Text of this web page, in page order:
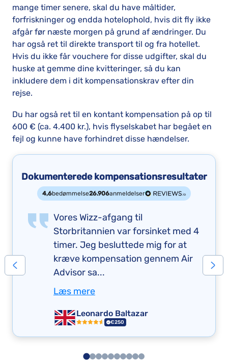
mange timer senere, skal du have måltider,
forfriskninger og endda hotelophold, hvis dit fly ikke
afgår før næste morgen på grund af ændringer. Du
har også ret til direkte transport til og fra hotellet.
Hvis du ikke får vouchere for disse udgifter, skal du
huske at gemme dine kvitteringer, så du kan
inkludere dem i dit kompensationskrav efter din
rejse.
Du har også ret til en kontant kompensation på op til
600 € (ca. 4.400 kr.), hvis flyselskabet har begået en
fejl og kunne have forhindret disse hændelser.
Dokumenterede kompensationsresultater
4,6bedømmelse26.906anmeldelser
Vores Wizz-afgang til
Storbritannien var forsinket med 4
timer. Jeg besluttede mig for at
kræve kompensation gennem Air
Advisor sa...
Læs mere
Leonardo Baltazar
€250